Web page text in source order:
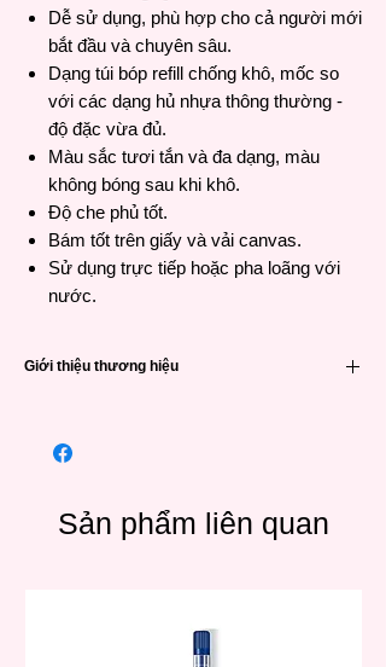
Dễ sử dụng, phù hợp cho cả người mới
bắt đầu và chuyên sâu.
Dạng túi bóp refill chống khô, mốc so
với các dạng hủ nhựa thông thường -
độ đặc vừa đủ.
Màu sắc tươi tắn và đa dạng, màu
không bóng sau khi khô.
Độ che phủ tốt.
Bám tốt trên giấy và vải canvas.
Sử dụng trực tiếp hoặc pha loãng với
nước.
Giới thiệu thương hiệu
Giang, Trung Quốc. Công ty chuyên sản
mỹ thuật như màu vẽ, giấy vẽ, bút chì, tẩy ,
…, v.v.
36.500 mét vuông, với công suất hàng năm
Sản phẩm liên quan